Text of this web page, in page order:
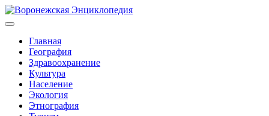
Главная
География
Здравоохранение
Культура
Население
Экология
Этнография